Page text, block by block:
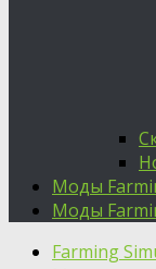
Моды
Моды
Farming